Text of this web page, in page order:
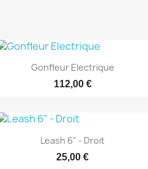
Aperçu rapide
Gonfleur Electrique
112,00 €
Aperçu rapide
Leash 6" - Droit
25,00 €